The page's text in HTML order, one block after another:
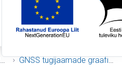
GNSS tugijaamade graafikud